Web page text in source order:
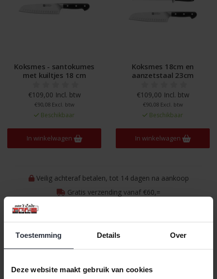
Toestemming Details Over
Deze website maakt gebruik van cookies
Koksmes - santokumes
met kuiltjes 18 cm
€109,00 Incl. btw
€90,08 Excl. btw
Beschikbaar
In winkelwagen
Koksmes 18cm en
aanzetstaal 23cm
€109,00 Incl. btw
€90,08 Excl. btw
Beschikbaar
In winkelwagen
Veilig achteraf betalen, tot 14 dagen na aankoop
Gratis verzending vanaf €60,=
Naam oplopend 1
Categorieomschrijving – ZWILLING Pro